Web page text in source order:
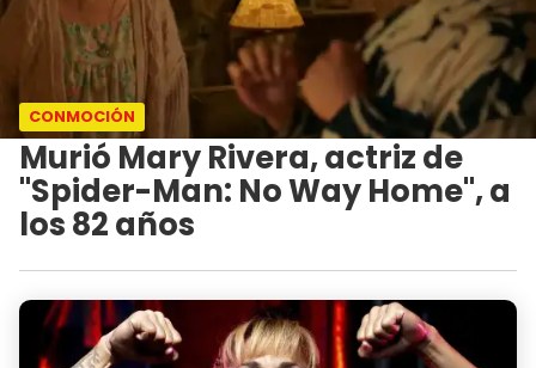
CONMOCIÓN
Murió Mary Rivera, actriz de
"Spider-Man: No Way Home", a
los 82 años